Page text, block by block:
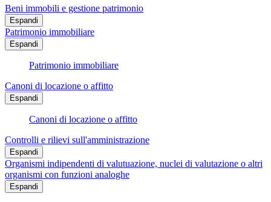
Beni immobili e gestione patrimonio
Espandi
Patrimonio immobiliare
Espandi
Patrimonio immobiliare
Canoni di locazione o affitto
Espandi
Canoni di locazione o affitto
Controlli e rilievi sull'amministrazione
Espandi
Organismi indipendenti di valutuazione, nuclei di valutazione o altri
organismi con funzioni analoghe
Espandi